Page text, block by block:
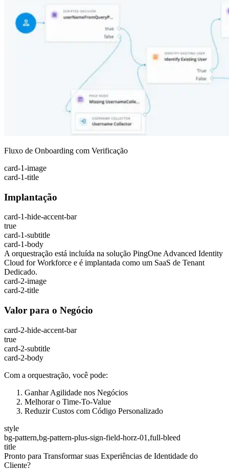
Fluxo de Onboarding com Verificação
card-1-image
card-1-title
Implantação
card-1-hide-accent-bar
true
card-1-subtitle
card-1-body
A orquestração está incluída na solução PingOne Advanced Identity
Cloud for Workforce e é implantada como um SaaS de Tenant
Dedicado.
card-2-image
card-2-title
Valor para o Negócio
card-2-hide-accent-bar
true
card-2-subtitle
card-2-body
Com a orquestração, você pode:
Ganhar Agilidade nos Negócios
Melhorar o Time-To-Value
Reduzir Custos com Código Personalizado
style
bg-pattern,bg-pattern-plus-sign-field-horz-01,full-bleed
title
Pronto para Transformar suas Experiências de Identidade do
Cliente?